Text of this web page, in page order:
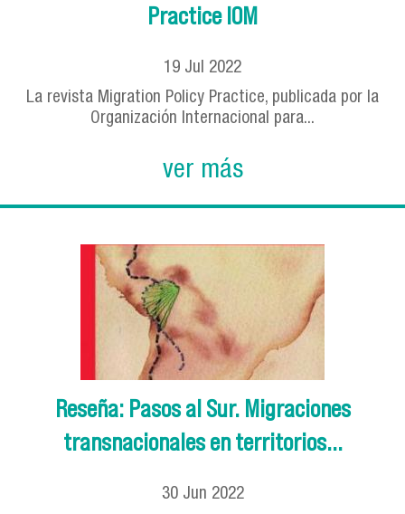
Practice IOM
19 Jul 2022
La revista Migration Policy Practice, publicada por la
Organización Internacional para...
ver más
Reseña: Pasos al Sur. Migraciones
transnacionales en territorios...
30 Jun 2022